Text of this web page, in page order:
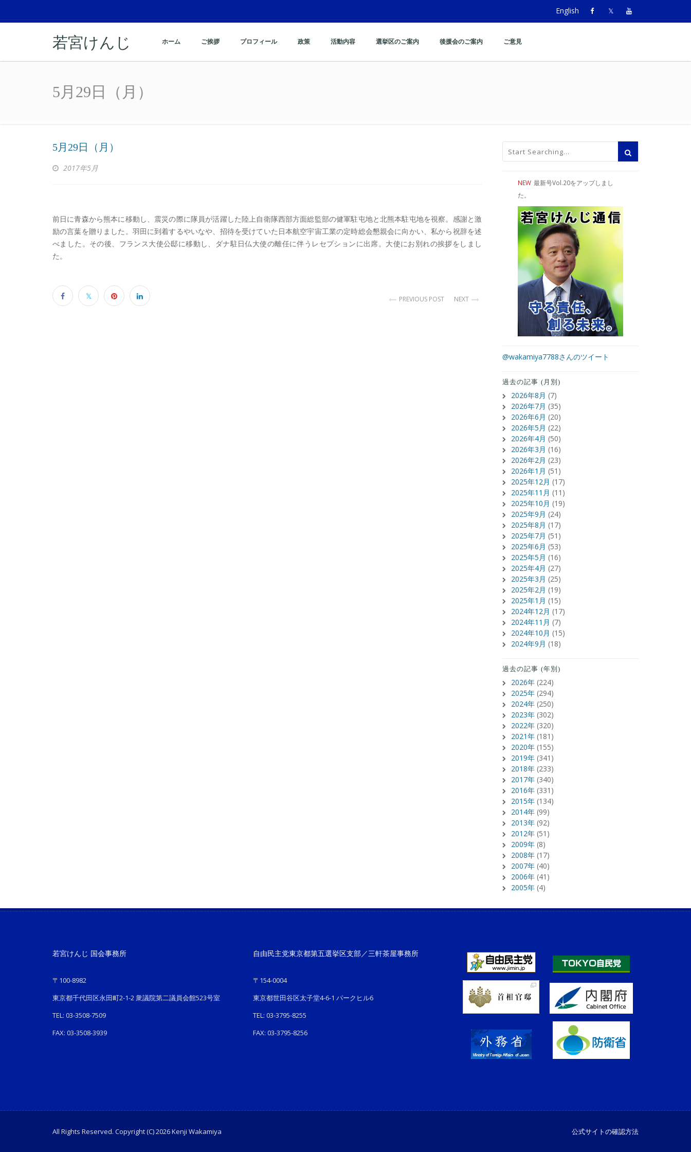
English
若宮けんじ ホーム ご挨拶 プロフィール 政策 活動内容 選挙区のご案内 後援会のご案内 ご意見
5月29日（月）
5月29日（月）
2017年5月
前日に青森から熊本に移動し、震災の際に隊員が活躍した陸上自衛隊西部方面総監部の健軍駐屯地と北熊本駐屯地を視察。感謝と激
励の言葉を贈りました。羽田に到着するやいなや、招待を受けていた日本航空宇宙工業の定時総会懇親会に向かい、私から祝辞を述
べました。その後、フランス大使公邸に移動し、ダナ駐日仏大使の離任に伴うレセプションに出席。大使にお別れの挨拶をしまし
た。
PREVIOUS POST NEXT
NEW 最新号Vol.20をアップしまし
た。
@wakamiya7788さんのツイート
過去の記事 (月別)
2026年8月 (7)
2026年7月 (35)
2026年6月 (20)
2026年5月 (22)
2026年4月 (50)
2026年3月 (16)
2026年2月 (23)
2026年1月 (51)
2025年12月 (17)
2025年11月 (11)
2025年10月 (19)
2025年9月 (24)
2025年8月 (17)
2025年7月 (51)
2025年6月 (53)
2025年5月 (16)
2025年4月 (27)
2025年3月 (25)
2025年2月 (19)
2025年1月 (15)
2024年12月 (17)
2024年11月 (7)
2024年10月 (15)
2024年9月 (18)
過去の記事 (年別)
2026年 (224)
2025年 (294)
2024年 (250)
2023年 (302)
2022年 (320)
2021年 (181)
2020年 (155)
2019年 (341)
2018年 (233)
2017年 (340)
2016年 (331)
2015年 (134)
2014年 (99)
2013年 (92)
2012年 (51)
2009年 (8)
2008年 (17)
2007年 (40)
2006年 (41)
2005年 (4)
若宮けんじ 国会事務所
〒100-8982
東京都千代田区永田町2-1-2 衆議院第二議員会館523号室
TEL: 03-3508-7509
FAX: 03-3508-3939
自由民主党東京都第五選挙区支部／三軒茶屋事務所
〒154-0004
東京都世田谷区太子堂4-6-1 パークヒル6
TEL: 03-3795-8255
FAX: 03-3795-8256
All Rights Reserved. Copyright (C) 2026 Kenji Wakamiya 公式サイトの確認方法